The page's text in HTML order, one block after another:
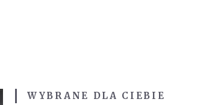
WYBRANE DLA CIEBIE